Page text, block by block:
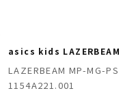
asics kids LAZERBEAM
LAZERBEAM MP-MG-PS
1154A221.001